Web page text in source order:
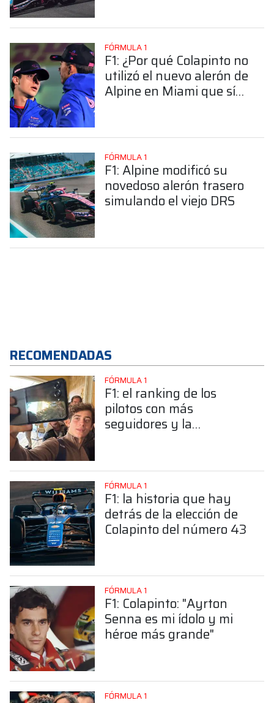
FÓRMULA 1
F1: ¿Por qué Colapinto no
utilizó el nuevo alerón de
Alpine en Miami que sí
FÓRMULA 1
F1: Alpine modificó su
novedoso alerón trasero
simulando el viejo DRS
RECOMENDADAS
FÓRMULA 1
F1: el ranking de los
pilotos con más
seguidores y la
FÓRMULA 1
F1: la historia que hay
detrás de la elección de
Colapinto del número 43
FÓRMULA 1
F1: Colapinto: "Ayrton
Senna es mi ídolo y mi
héroe más grande"
FÓRMULA 1